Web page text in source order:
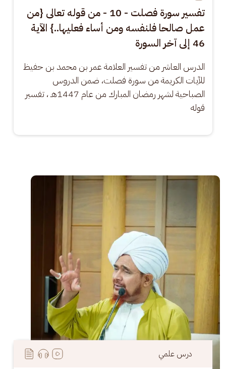
تفسير سورة فصلت - 10 - من قوله تعالى {من
عمل صالحا فلنفسه ومن أساء فعليها..} الآية
46 إلى آخر السورة
الدرس العاشر من تفسير العلامة عمر بن محمد بن حفيظ
للآيات الكريمة من سورة فصلت، ضمن الدروس
الصباحية لشهر رمضان المبارك من عام 1447هـ ، تفسير
قوله
الصورة
درس علمي